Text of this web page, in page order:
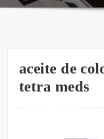
aceite de
tetra meds